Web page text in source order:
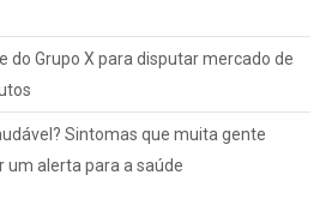
do Grupo X para disputar mercado de
Sintomas que muita gente
um alerta para a saúde